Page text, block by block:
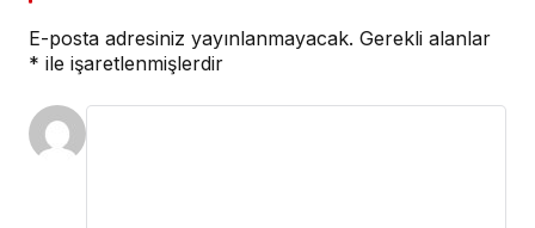
E-posta adresiniz yayınlanmayacak. Gerekli alanlar
* ile işaretlenmişlerdir